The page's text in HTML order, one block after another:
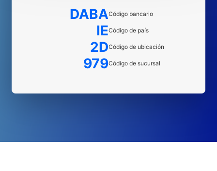
DABACódigo bancario
IECódigo de país
2DCódigo de ubicación
979Código de sucursal